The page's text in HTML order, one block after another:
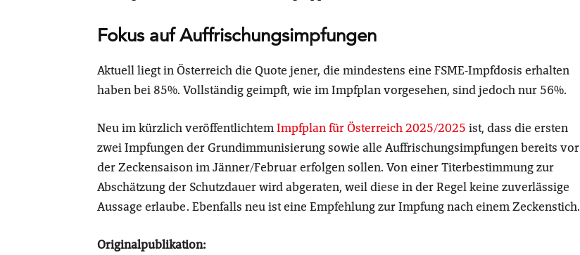
Fokus auf Auffrischungsimpfungen
Aktuell liegt in Österreich die Quote jener, die mindestens eine FSME-Impfdosis erhalten
haben bei 85%. Vollständig geimpft, wie im Impfplan vorgesehen, sind jedoch nur 56%.
Neu im kürzlich veröffentlichtemImpfplan für Österreich 2025/2025 ist, dass die ersten
zwei Impfungen der Grundimmunisierung sowie alle Auffrischungsimpfungen bereits vor
der Zeckensaison im Jänner/Februar erfolgen sollen. Von einer Titerbestimmung zur
Abschätzung der Schutzdauer wird abgeraten, weil diese in der Regel keine zuverlässige
Aussage erlaube. Ebenfalls neu ist eine Empfehlung zur Impfung nach einem Zeckenstich.
Originalpublikation: